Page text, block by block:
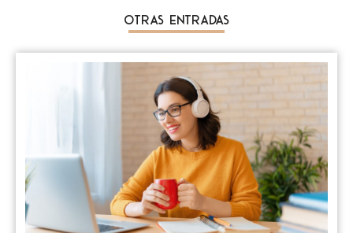
Otras Entradas